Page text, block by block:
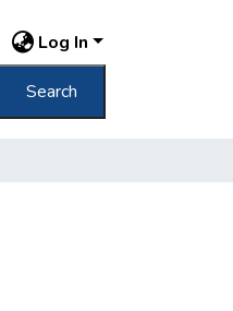
Log In
Search